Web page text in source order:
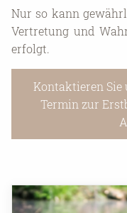
Nur so kann
Vertretung und
erfolgt.
Kontaktieren Sie
Termin zur